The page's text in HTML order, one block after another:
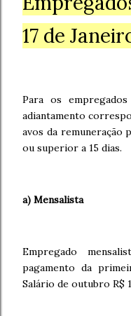
17 de
Para os
adiantamento
avos da remuneração
ou superior a 15 dias.
a) Mensalista
Empregado
pagamento da
Salário de outubro R$